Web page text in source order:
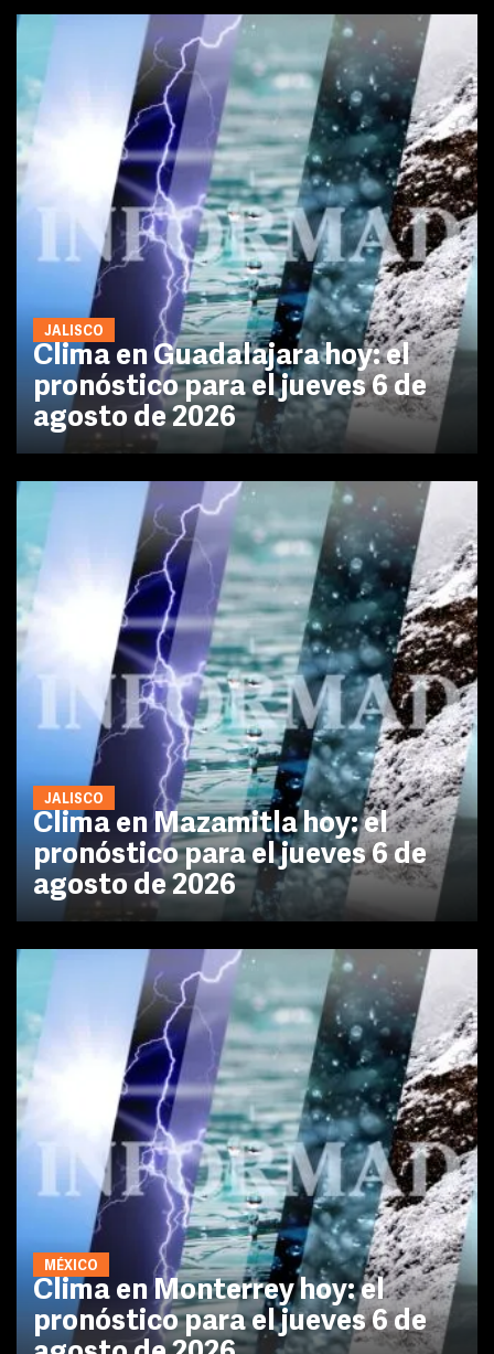
JALISCO
Clima en Guadalajara hoy: el
pronóstico para el jueves 6 de
agosto de 2026
JALISCO
Clima en Mazamitla hoy: el
pronóstico para el jueves 6 de
agosto de 2026
MÉXICO
Clima en Monterrey hoy: el
pronóstico para el jueves 6 de